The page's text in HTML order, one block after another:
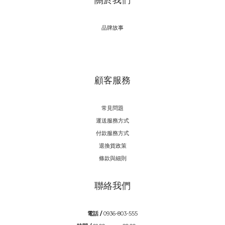
品牌故事
顧客服務
常見問題
運送服務方式
付款服務方式
退換貨政策
條款與細則
聯絡我們
電話 /0936-803-555